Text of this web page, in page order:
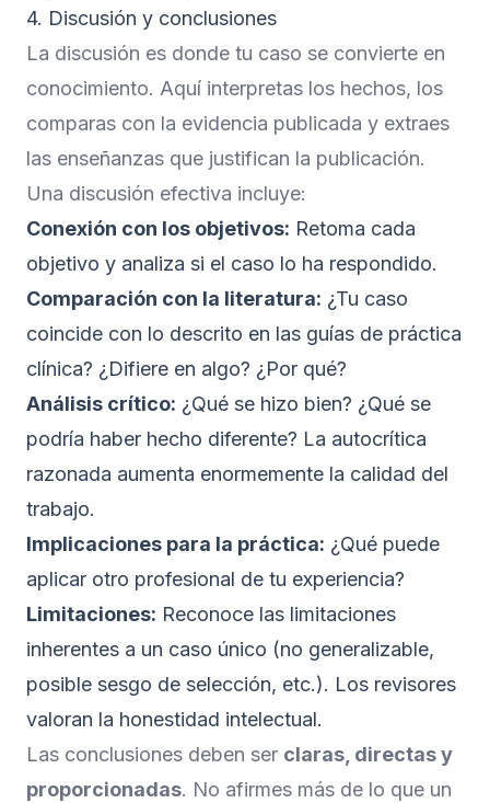
4. Discusión y conclusiones
La discusión es donde tu caso se convierte en
conocimiento. Aquí interpretas los hechos, los
comparas con la evidencia publicada y extraes
las enseñanzas que justifican la publicación.
Una discusión efectiva incluye:
Conexión con los objetivos: Retoma cada
objetivo y analiza si el caso lo ha respondido.
Comparación con la literatura: ¿Tu caso
coincide con lo descrito en las guías de práctica
clínica? ¿Difiere en algo? ¿Por qué?
Análisis crítico: ¿Qué se hizo bien? ¿Qué se
podría haber hecho diferente? La autocrítica
razonada aumenta enormemente la calidad del
trabajo.
Implicaciones para la práctica: ¿Qué puede
aplicar otro profesional de tu experiencia?
Limitaciones: Reconoce las limitaciones
inherentes a un caso único (no generalizable,
posible sesgo de selección, etc.). Los revisores
valoran la honestidad intelectual.
Las conclusiones deben ser claras, directas y
proporcionadas. No afirmes más de lo que un